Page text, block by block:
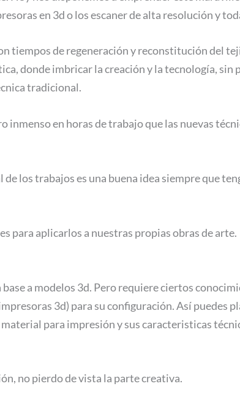
en 3d o los escaner de alta resolución y
tiempos de regeneración y reconstitución del
donde imbricar la creación y la tecnología,
tradicional.
en horas de trabajo que las nuevas
los trabajos es una buena idea siempre que
para aplicarlos a nuestras propias obras de arte.
a modelos 3d. Pero requiere ciertos
3d) para su configuración. Así puedes
para impresión y sus caracteristicas
no pierdo de vista la parte creativa.